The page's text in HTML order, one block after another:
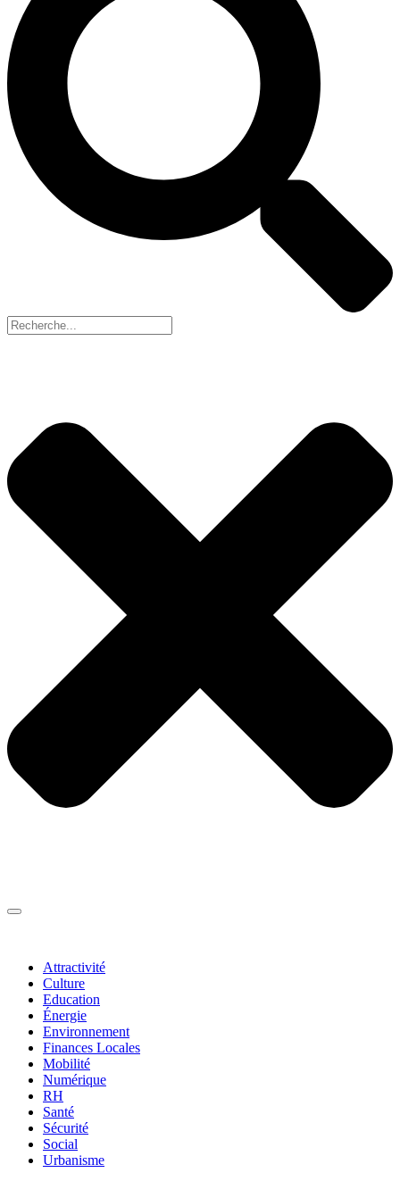
Attractivité
Culture
Education
Énergie
Environnement
Finances Locales
Mobilité
Numérique
RH
Santé
Sécurité
Social
Urbanisme